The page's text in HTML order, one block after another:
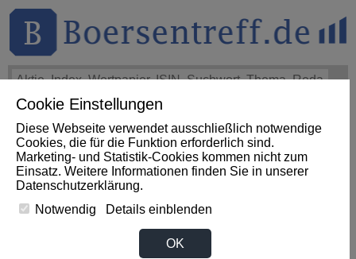
Cookie Einstellungen
Diese Webseite verwendet ausschließlich notwendige
Cookies, die für die Funktion erforderlich sind.
Marketing- und Statistik-Cookies kommen nicht zum
Einsatz. Weitere Informationen finden Sie in unserer
Datenschutzerklärung.
Notwendig
Details einblenden
OK
THEMEN HOT-STOCKS
ZURICH INSURANCE Aktie
>AKTIENKURS
638.4 EUR +1.0% (TradegateBSX)